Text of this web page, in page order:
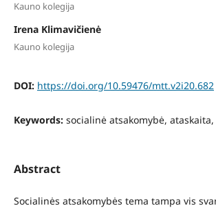
Kauno kolegija
Irena Klimavičienė
Kauno kolegija
DOI: https://doi.org/10.59476/mtt.v2i20.682
Keywords: socialinė atsakomybė,
Abstract
Socialinės atsakomybės tema tampa vis